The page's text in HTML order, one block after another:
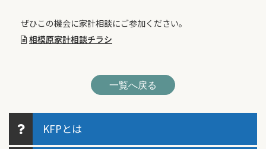
ぜひこの機会に家計相談にご参加ください。
相模原家計相談チラシ
一覧へ戻る
KFPとは